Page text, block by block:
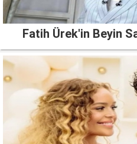
Fatih Ürek'in Beyin